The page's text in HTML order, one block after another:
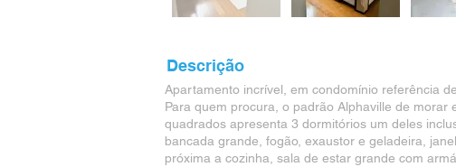
Descrição
Apartamento incrível, em condomínio referência
Para quem procura, o padrão Alphaville de
quadrados apresenta 3 dormitórios um deles
bancada grande, fogão, exaustor e geladeira,
próxima a cozinha, sala de estar grande com